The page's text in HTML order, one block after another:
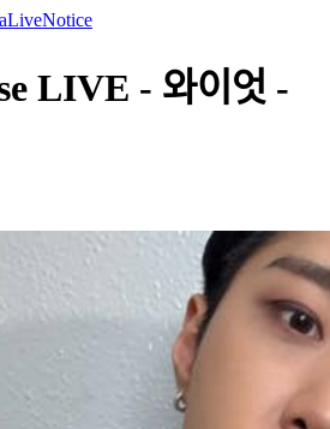
LiveNotice
LIVE - 와이엇 -